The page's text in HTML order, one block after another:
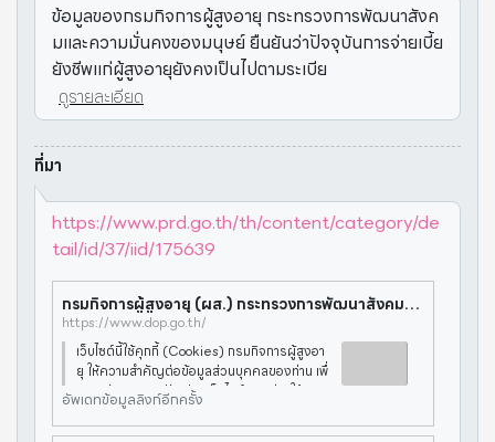
ข้อมูลของกรมกิจการผู้สูงอายุ กระทรวงการพัฒนาสังค
มและความมั่นคงของมนุษย์ ยืนยันว่าปัจจุบันการจ่ายเบี้ย
ยังชีพแก่ผู้สูงอายุยังคงเป็นไปตามระเบีย
ดูรายละเอียด
ที่มา
https://www.prd.go.th/th/content/category/de
tail/id/37/iid/175639
กรมกิจการผู้สูงอายุ (ผส.) กระทรวงการพัฒนาสังคมและความมั่นคงของมนุษย์
https://www.dop.go.th/
เว็บไซต์นี้ใช้คุกกี้ (Cookies) กรมกิจการผู้สูงอา
ยุ ให้ความสำคัญต่อข้อมูลส่วนบุคคลของท่าน เพื่
อการพัฒนาและปรับปรุงเว็บไซต์ หากท่านใช้บริก
ารเว็บไซต์นี้โดยไม่มีการปรับตั้งค่าใดๆ แสดงว่าท่า
นยินยอมที่จะรับ
อัพเดทข้อมูลลิงก์อีกครั้ง